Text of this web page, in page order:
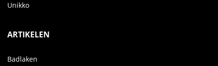
Unikko
ARTIKELEN
Badlaken